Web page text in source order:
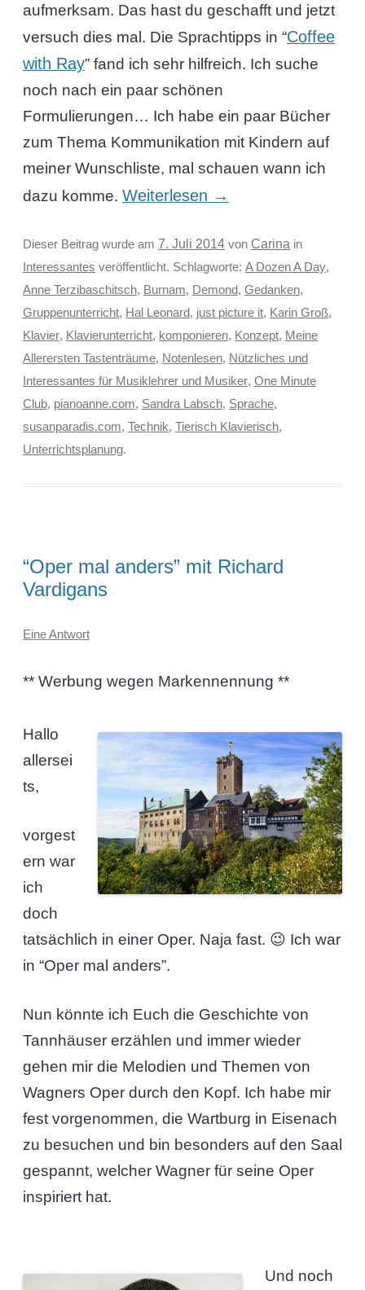
aufmerksam. Das hast du geschafft und jetzt
versuch dies mal. Die Sprachtipps in “Coffee
with Ray” fand ich sehr hilfreich. Ich suche
noch nach ein paar schönen
Formulierungen… Ich habe ein paar Bücher
zum Thema Kommunikation mit Kindern auf
meiner Wunschliste, mal schauen wann ich
dazu komme. Weiterlesen →
Dieser Beitrag wurde am 7. Juli 2014von Carina in
Interessantes veröffentlicht. Schlagworte: A Dozen A Day,
Anne Terzibaschitsch, Burnam, Demond, Gedanken,
Gruppenunterricht, Hal Leonard, just picture it, Karin Groß,
Klavier, Klavierunterricht, komponieren, Konzept, Meine
Allerersten Tastenträume, Notenlesen, Nützliches und
Interessantes für Musiklehrer und Musiker, One Minute
Club, pianoanne.com, Sandra Labsch, Sprache,
susanparadis.com, Technik, Tierisch Klavierisch,
Unterrichtsplanung.
“Oper mal anders” mit Richard
Vardigans
Eine Antwort
** Werbung wegen Markennennung **
Hallo
allersei
ts,
vorgest
ern war
ich
doch
tatsächlich in einer Oper. Naja fast. 😉 Ich war
in “Oper mal anders”.
Nun könnte ich Euch die Geschichte von
Tannhäuser erzählen und immer wieder
gehen mir die Melodien und Themen von
Wagners Oper durch den Kopf. Ich habe mir
fest vorgenommen, die Wartburg in Eisenach
zu besuchen und bin besonders auf den Saal
gespannt, welcher Wagner für seine Oper
inspiriert hat.
Und noch